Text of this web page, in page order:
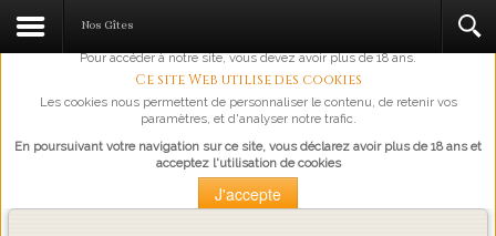
L'abus d'alcool est dangereux pour la santé, à consommer avec
Pour accéder à notre site, vous devez avoir plus de 18 ans.
Ce site Web utilise des cookies
Les cookies nous permettent de personnaliser le contenu, de retenir vos
paramètres, et d'analyser notre trafic.
En poursuivant votre navigation sur ce site, vous déclarez avoir plus de 18 ans et
acceptez l'utilisation de cookies
J'accepte
Nos Gîtes